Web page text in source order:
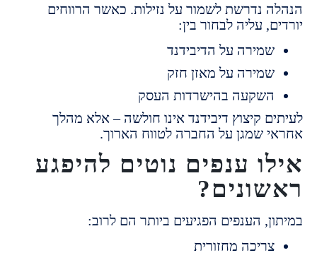
נדרשת לשמור על נזילות.כאשר הרווחים
עליה לבחור בין:
שמירה על הדיבידנד
שמירה על מאזן חזק
השקעה בהישרדות העסק
קיצוץ דיבידנד אינו חולשה –אלא מהלך
שמגן על החברה לטווח הארוך.
ענפים נוטים להיפגע
הענפים הפגיעים ביותר הם לרוב:
צריכה מחזורית